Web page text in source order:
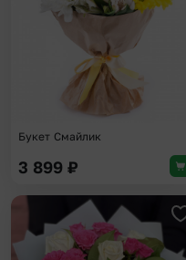
Букет Смайлик
3 899 ₽